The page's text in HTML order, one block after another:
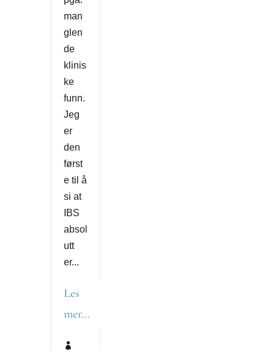
man
glen
de
klinis
ke
funn.
Jeg
er
den
først
e til å
si at
IBS
absol
utt
er...
Les
mer...
